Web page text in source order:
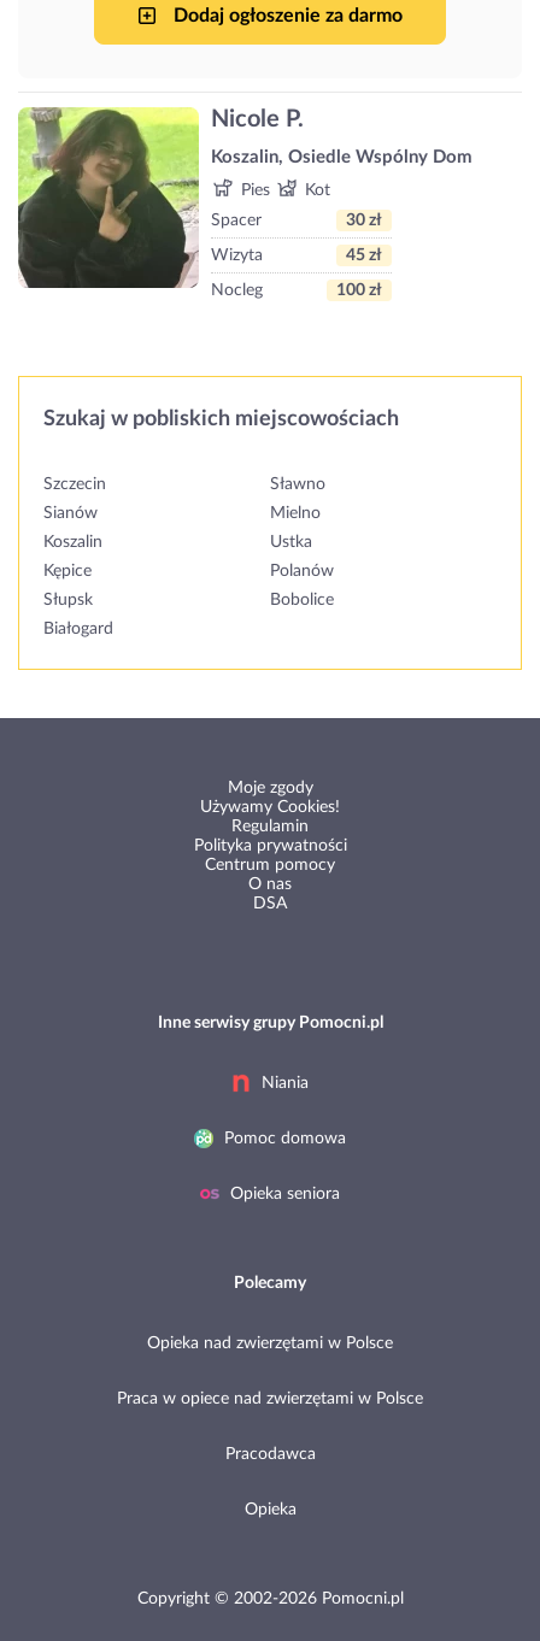
Dodaj ogłoszenie za darmo
Nicole P.
Koszalin, Osiedle Wspólny Dom
Pies
Kot
Spacer
30 zł
Wizyta 45 zł
Nocleg 100 zł
Szukaj w pobliskich miejscowościach
Szczecin
Sławno
Sianów
Mielno
Koszalin
Ustka
Kępice
Polanów
Słupsk
Bobolice
Białogard
Moje zgody
Używamy Cookies!
Regulamin
Polityka prywatności
Centrum pomocy
O nas
DSA
Inne serwisy grupy Pomocni.pl
Niania
Pomoc domowa
Opieka seniora
Polecamy
Opieka nad zwierzętami w Polsce
Praca w opiece nad zwierzętami w Polsce
Pracodawca
Opieka
Copyright © 2002-2026 Pomocni.pl